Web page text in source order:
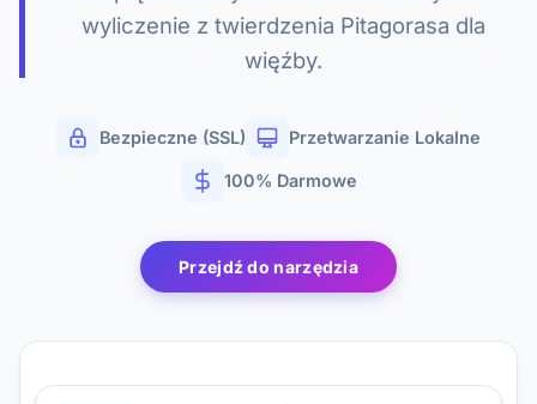
wyliczenie z twierdzenia Pitagorasa dla
więźby.
Bezpieczne (SSL) Przetwarzanie Lokalne
100% Darmowe
Przejdź do narzędzia